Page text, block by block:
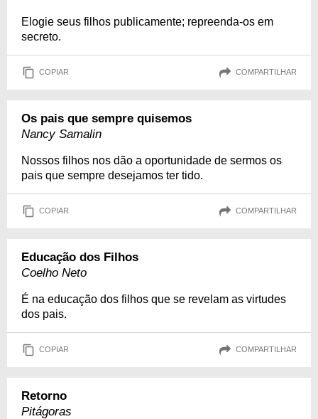
Elogie seus filhos publicamente; repreenda-os em
secreto.
COPIAR COMPARTILHAR
Os pais que sempre quisemos
Nancy Samalin
Nossos filhos nos dão a oportunidade de sermos os
pais que sempre desejamos ter tido.
COPIAR COMPARTILHAR
Educação dos Filhos
Coelho Neto
É na educação dos filhos que se revelam as virtudes
dos pais.
COPIAR COMPARTILHAR
Retorno
Pitágoras